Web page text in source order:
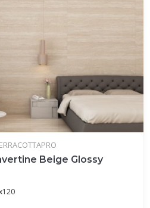
Beige Glossy